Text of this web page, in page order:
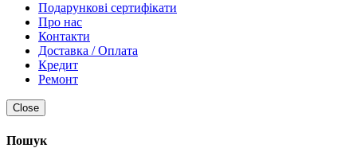
Подарункові сертифікати
Про нас
Контакти
Доставка / Оплата
Кредит
Ремонт
Close
Пошук